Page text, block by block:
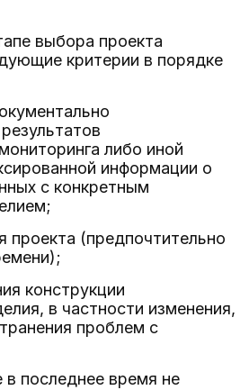
выбора проекта
критерии в порядке
либо иной
информации о
с конкретным
проекта (предпочтительно
конструкции
в частности изменения,
проблем с
последнее время не